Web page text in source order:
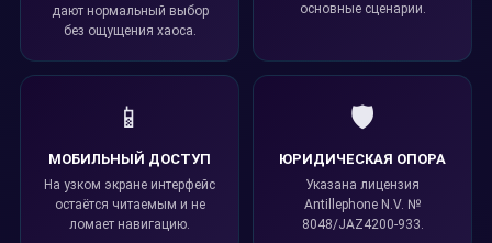
дают нормальный выбор
без ощущения хаоса.
основные сценарии.
📱
МОБИЛЬНЫЙ ДОСТУП
На узком экране интерфейс
остаётся читаемым и не
ломает навигацию.
🛡️
ЮРИДИЧЕСКАЯ ОПОРА
Указана лицензия
Antillephone N.V. №
8048/JAZ4200-933.